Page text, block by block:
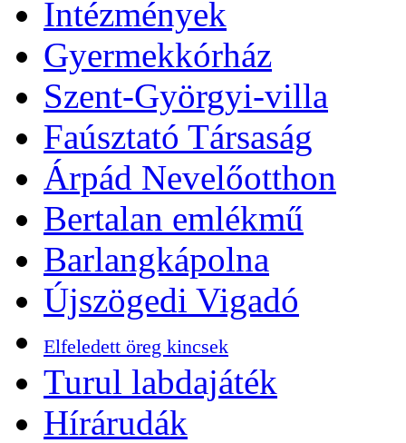
Intézmények
Gyermekkórház
Szent-Györgyi-villa
Faúsztató Társaság
Árpád Nevelőotthon
Bertalan emlékmű
Barlangkápolna
Újszögedi Vigadó
Elfeledett öreg kincsek
Turul labdajáték
Hírárudák